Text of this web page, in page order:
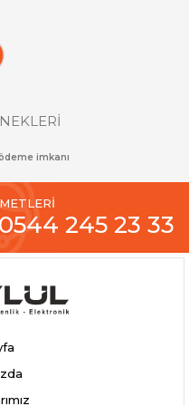
imkanı
245 23 33